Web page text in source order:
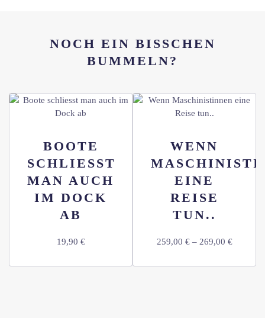
NOCH EIN BISSCHEN B
UMMELN?
BOOTE
SCHLIESST
MAN AUCH
IM DOCK
AB
19,90 €
WENN
EINE
REISE
TUN..
259,00 €– 269,00 €